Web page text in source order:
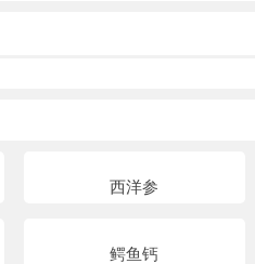
西洋参
鳄鱼钙